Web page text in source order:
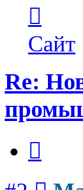
Maks42
Сайт
Re: